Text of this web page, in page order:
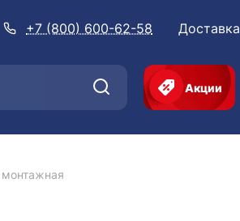
+7 (800) 600-62-58 Доставка
Акции